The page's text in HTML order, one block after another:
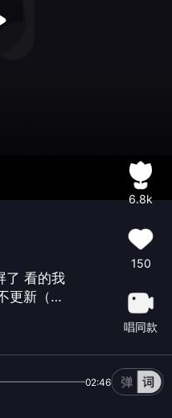
了 看的我
更新（感
皆如意
永远的
6.8k
150
唱同款
02:46